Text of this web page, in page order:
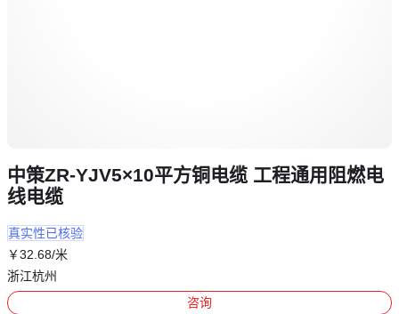
中策ZR-YJV5×10平方铜电缆 工程通用阻燃电
线电缆
真实性已核验
￥32 .68/米
浙江杭州
咨询